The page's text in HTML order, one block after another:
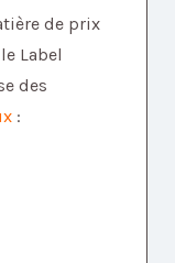
de prix
Label
des
: